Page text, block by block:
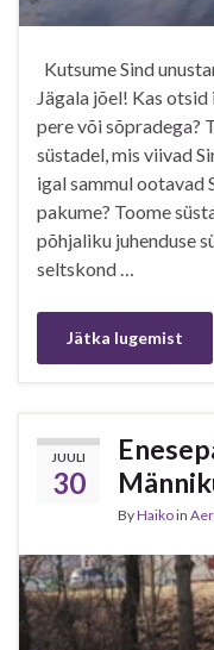
Kutsume Sind
Jägala jõel! Kas
pere või sõpradega?
süstadel, mis viivad
igal sammul ootavad
pakume? Toome
põhjaliku juhenduse
seltskond …
Jätka lugemist
JUULI
30
ByHaikoin